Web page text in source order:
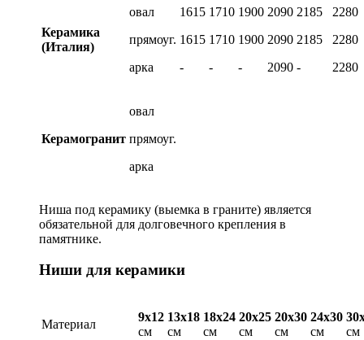
Керамика
(Италия)
овал
прямоуг.
арка
1615
1615
-
1710
1710
-
1900
1900
-
2090
2090
2090
2185
2185
-
2280
2280
2280
Керамогранит
овал
прямоуг.
арка
Ниша под керамику (выемка в граните) является
обязательной для долговечного крепления в
памятнике.
Ниши для керамики
Материал
9х12
см
13х18
см
18х24
см
20х25
см
20х30
см
24х30
см
см